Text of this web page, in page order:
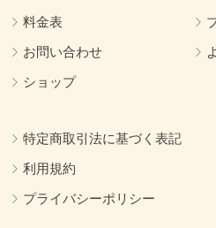
料金表
お問い合わせ
ショップ
特定商取引法に基づく表記
利用規約
プライバシーポリシー